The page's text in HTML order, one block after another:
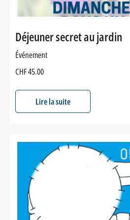
Déjeuner secret au jardin
Événement
CHF45.00
Lire la suite